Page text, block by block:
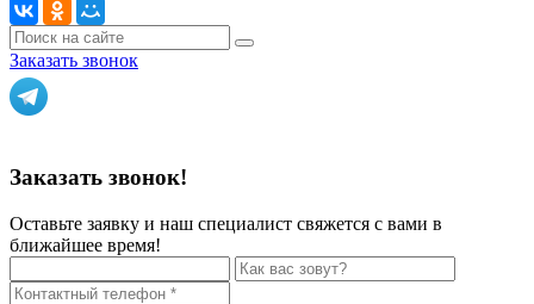
Заказать звонок
Заказать звонок!
Оставьте заявку и наш специалист свяжется с вами в
ближайшее время!